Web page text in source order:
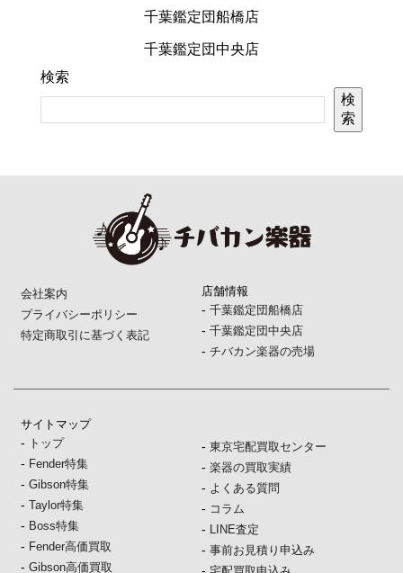
千葉鑑定団船橋店
千葉鑑定団中央店
検索
検
索
会社案内
プライバシーポリシー
特定商取引に基づく表記
店舗情報
- 千葉鑑定団船橋店
- 千葉鑑定団中央店
- チバカン楽器の売場
サイトマップ
- トップ
- Fender特集
-Gibson特集
-Taylor特集
- Boss特集
- Fender高価買取
-Gibson高価買取
- 東京宅配買取センター
- 楽器の買取実績
- よくある質問
- コラム
- LINE査定
- 事前お見積り申込み